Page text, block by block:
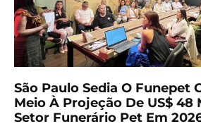
São Paulo Sedia O Funepet
Meio À Projeção De US$ 48
Setor Funerário Pet Em